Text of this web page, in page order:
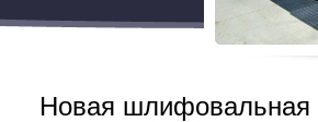
Новая шлифовальная